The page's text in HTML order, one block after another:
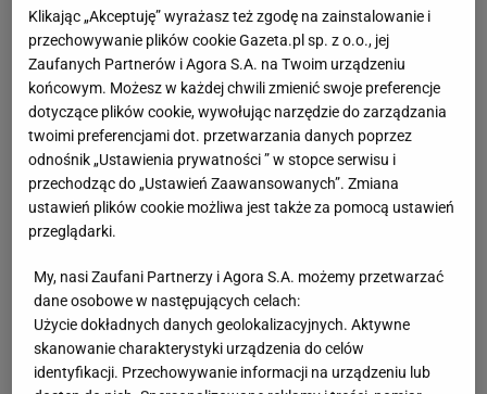
Klikając „Akceptuję” wyrażasz też zgodę na zainstalowanie i
przechowywanie plików cookie Gazeta.pl sp. z o.o., jej
Zaufanych Partnerów i Agora S.A. na Twoim urządzeniu
końcowym. Możesz w każdej chwili zmienić swoje preferencje
dotyczące plików cookie, wywołując narzędzie do zarządzania
twoimi preferencjami dot. przetwarzania danych poprzez
odnośnik „Ustawienia prywatności ” w stopce serwisu i
przechodząc do „Ustawień Zaawansowanych”. Zmiana
ustawień plików cookie możliwa jest także za pomocą ustawień
przeglądarki.
My, nasi Zaufani Partnerzy i Agora S.A. możemy przetwarzać
dane osobowe w następujących celach:
Użycie dokładnych danych geolokalizacyjnych. Aktywne
skanowanie charakterystyki urządzenia do celów
identyfikacji. Przechowywanie informacji na urządzeniu lub